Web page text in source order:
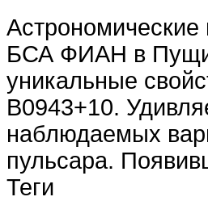
БСА ФИАН в
уникальные
В0943+10.
наблюдаемых
пульсара.
Теги